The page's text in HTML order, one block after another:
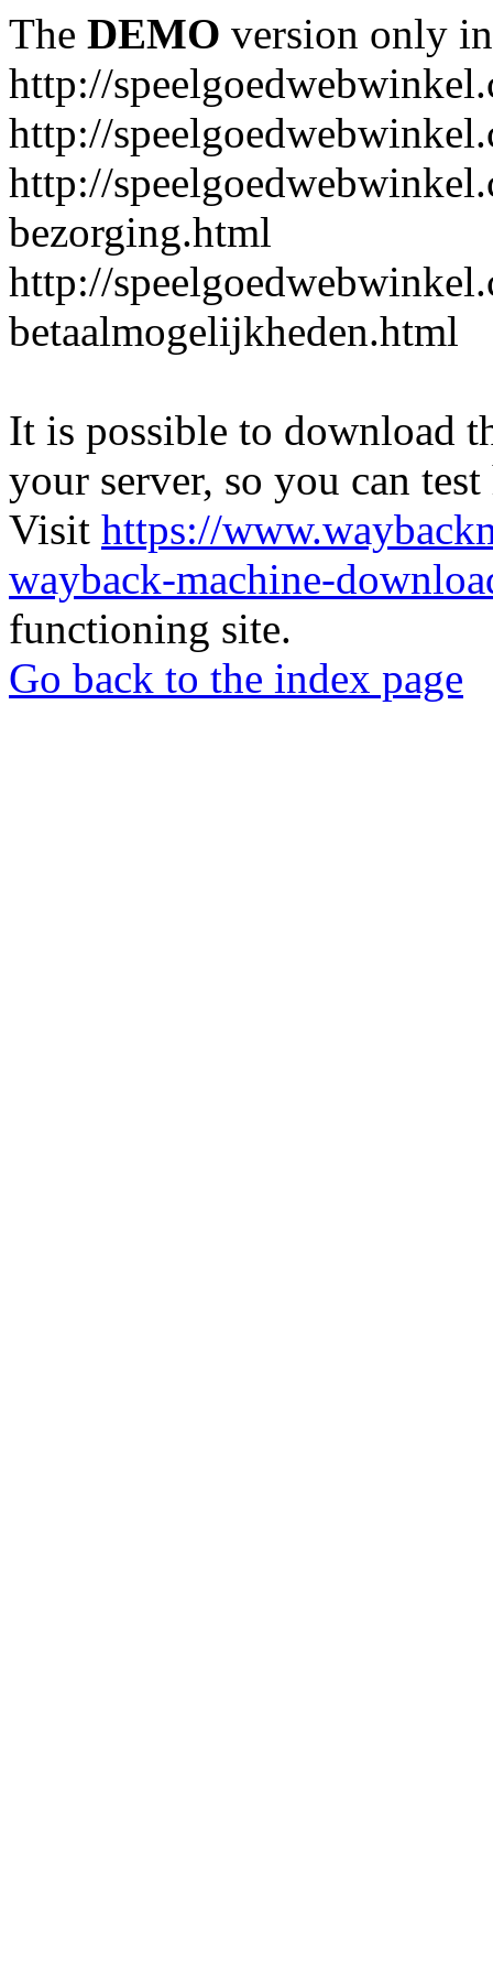
The DEMO version only
http://
http://
http://
bezorging.html
http://
betaalmogelijkheden.html
It is possible to download
your server, so you can
Visit https://
wayback-machine-
functioning site.
Go back to the index page